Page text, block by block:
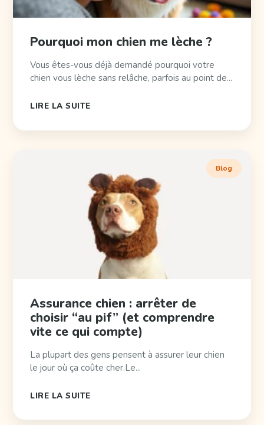
Pourquoi mon chien me lèche ?
Vous êtes-vous déjà demandé pourquoi votre
chien vous lèche sans relâche, parfois au point de...
LIRE LA SUITE
Blog
Assurance chien : arrêter de
choisir “au pif” (et comprendre
vite ce qui compte)
La plupart des gens pensent à assurer leur chien
le jour où ça coûte cher.Le...
LIRE LA SUITE